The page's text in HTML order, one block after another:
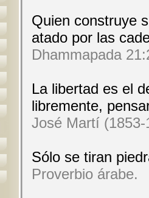
Quien construye
atado por las
Dhammapada
La libertad es el
libremente,
José Martí
Sólo se tiran
Proverbio árabe.